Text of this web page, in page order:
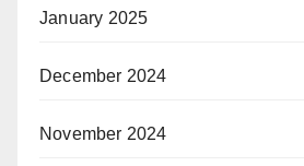
January 2025
December 2024
November 2024